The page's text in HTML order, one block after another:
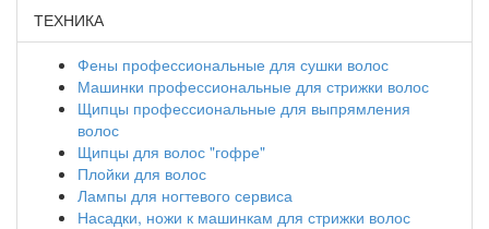
ТЕХНИКА
Фены профессиональные для сушки волос
Машинки профессиональные для стрижки волос
Щипцы профессиональные для выпрямления
волос
Щипцы для волос "гофре"
Плойки для волос
Лампы для ногтевого сервиса
Насадки, ножи к машинкам для стрижки волос